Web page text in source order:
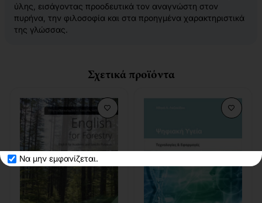
Να μην εμφανίζεται.
ύλης, εισάγοντας προοδευτικά τον αναγνώστη στον
πυρήνα, την φιλοσοφία και στα προηγμένα χαρακτηριστικά
της γλώσσας.
Σχετικά προϊόντα